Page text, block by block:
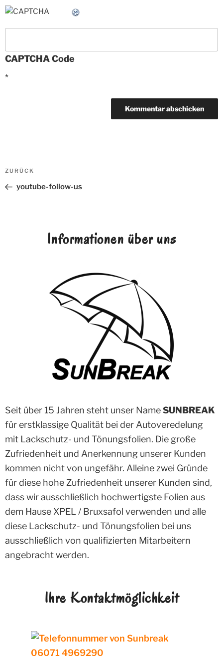
CAPTCHA Code
*
Beitrags-
Navigation
Vorheriger
Beitrag
ZURÜCK
youtube-follow-us
Informationen über uns
Seit über 15 Jahren steht unser NameSUNBREAK
für erstklassige Qualität bei der Autoveredelung
mit Lackschutz- und Tönungsfolien. Die große
Zufriedenheit und Anerkennung unserer Kunden
kommen nicht von ungefähr. Alleine zwei Gründe
für diese hohe Zufriedenheit unserer Kunden sind,
dass wir ausschließlich hochwertigste Folien aus
dem Hause XPEL / Bruxsafol verwenden und alle
diese Lackschutz- und Tönungsfolien bei uns
ausschließlich von qualifizierten Mitarbeitern
angebracht werden.
Ihre Kontaktmöglichkeit